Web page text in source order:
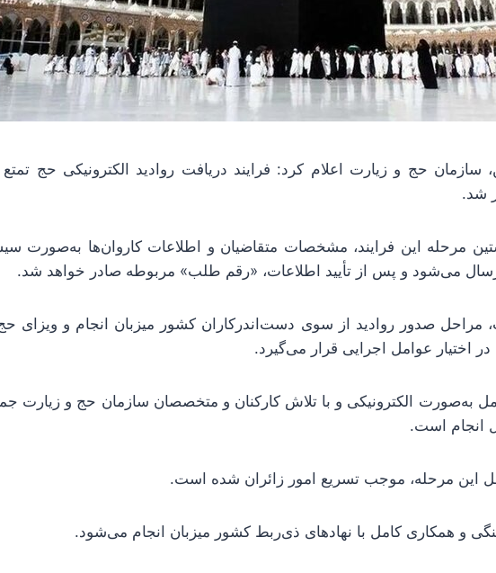
شد.
مرحله این فرایند، مشخصات متقاضیان و اطلاعات کاروان‌ها به‌صورت
می‌شود و پس از تأیید اطلاعات، «رقم طلب» مربوطه صادر خواهد شد.
مراحل صدور روادید از سوی دست‌اندرکاران کشور میزبان انجام و ویزای
اختیار عوامل اجرایی قرار می‌گیرد.
به‌صورت الکترونیکی و با تلاش کارکنان و متخصصان سازمان حج و زیارت
انجام است.
این مرحله، موجب تسریع امور زائران شده است.
و همکاری کامل با نهادهای ذی‌ربط کشور میزبان انجام می‌شود.